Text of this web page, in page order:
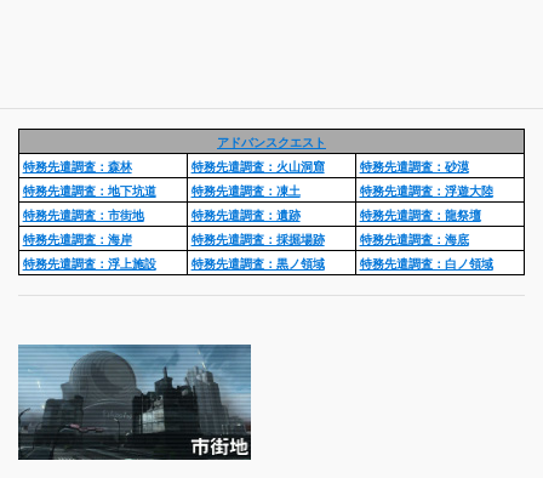
アドバンスクエスト
特務先遣調査：森林
特務先遣調査：火山洞窟
特務先遣調査：砂漠
特務先遣調査：地下坑道
特務先遣調査：凍土
特務先遣調査：浮遊大陸
特務先遣調査：市街地
特務先遣調査：遺跡
特務先遣調査：龍祭壇
特務先遣調査：海岸
特務先遣調査：採掘場跡
特務先遣調査：海底
特務先遣調査：浮上施設
特務先遣調査：黒ノ領域 特務先遣調査：白ノ領域